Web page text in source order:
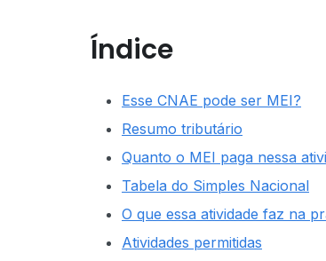
Índice
Esse CNAE pode ser MEI?
Resumo tributário
Quanto o MEI paga nessa
Tabela do Simples Nacional
O que essa atividade faz na
Atividades permitidas